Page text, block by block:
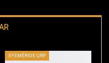
EFEMÉRIDE QRP